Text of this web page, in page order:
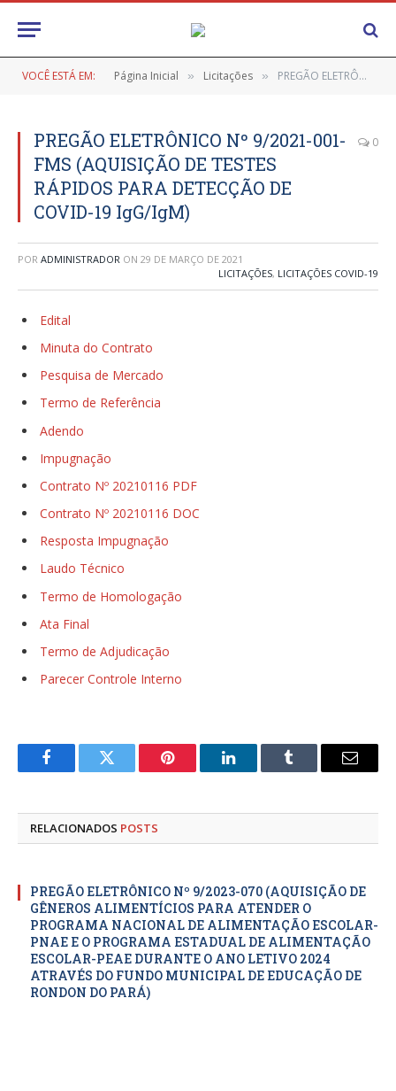
VOCÊ ESTÁ EM: Página Inicial » Licitações » PREGÃO ELETRÔNICO Nº 9/2021-001-FMS (AQUISIÇÃO DE TESTES RÁPIDOS PARA DETECÇÃO DE COVID-19 IgG/IgM)
PREGÃO ELETRÔNICO Nº 9/2021-001-
FMS (AQUISIÇÃO DE TESTES
RÁPIDOS PARA DETECÇÃO DE
COVID-19 IgG/IgM)
0
POR ADMINISTRADOR ON 29 DE MARÇO DE 2021
LICITAÇÕES, LICITAÇÕES COVID-19
Edital
Minuta do Contrato
Pesquisa de Mercado
Termo de Referência
Adendo
Impugnação
Contrato Nº 20210116 PDF
Contrato Nº 20210116 DOC
Resposta Impugnação
Laudo Técnico
Termo de Homologação
Ata Final
Termo de Adjudicação
Parecer Controle Interno
FacebookTwitter Pinterest LinkedInTumblr
E-
RELACIONADOS POSTS
PREGÃO ELETRÔNICO Nº 9/2023-070 (AQUISIÇÃO DE
GÊNEROS ALIMENTÍCIOS PARA ATENDER O
PROGRAMA NACIONAL DE ALIMENTAÇÃO ESCOLAR-
PNAE E O PROGRAMA ESTADUAL DE ALIMENTAÇÃO
ESCOLAR-PEAE DURANTE O ANO LETIVO 2024
ATRAVÉS DO FUNDO MUNICIPAL DE EDUCAÇÃO DE
RONDON DO PARÁ)